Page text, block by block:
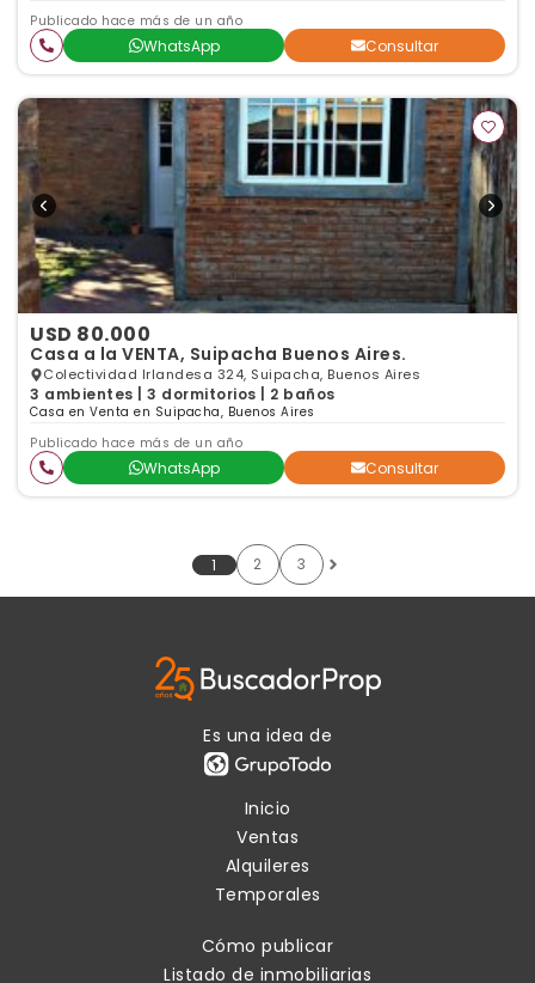
Publicado hace más de un año
WhatsApp Consultar
USD 80.000
Casa a la VENTA, Suipacha Buenos Aires.
Colectividad Irlandesa 324, Suipacha, Buenos Aires
3 ambientes | 3 dormitorios | 2 baños
Casa en Venta en Suipacha, Buenos Aires
Publicado hace más de un año
WhatsApp Consultar
1 2 3
Es una idea de
Inicio
Ventas
Alquileres
Temporales
Cómo publicar
Listado de inmobiliarias